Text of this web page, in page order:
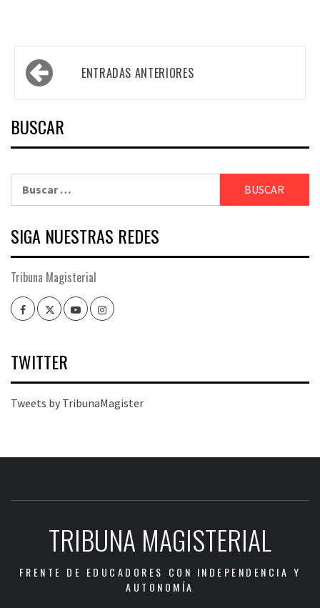
Navegación
de ENTRADAS ANTERIORES
BUSCAR
SIGA NUESTRAS REDES
Tribuna Magisterial
FacebookTwitterYoutubeInstagram
TWITTER
Tweets by TribunaMagister
TRIBUNA MAGISTERIAL
FRENTE DE EDUCADORES CON INDEPENDENCIA Y
AUTONOMÍA